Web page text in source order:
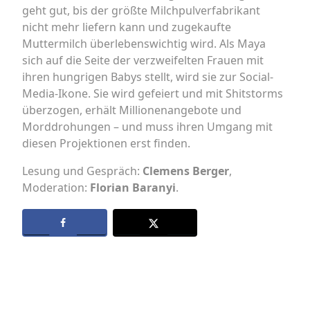
geht gut, bis der größte Milchpulverfabrikant
nicht mehr liefern kann und zugekaufte
Muttermilch überlebenswichtig wird. Als Maya
sich auf die Seite der verzweifelten Frauen mit
ihren hungrigen Babys stellt, wird sie zur Social-
Media-Ikone. Sie wird gefeiert und mit Shitstorms
überzogen, erhält Millionenangebote und
Morddrohungen – und muss ihren Umgang mit
diesen Projektionen erst finden.
Lesung und Gespräch: Clemens Berger,
Moderation: Florian Baranyi.